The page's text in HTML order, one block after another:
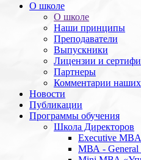
О школе
О школе
Наши принципы
Преподаватели
Выпускники
Лицензии и
Партнеры
Комментарии наших
Новости
Публикации
Программы обучения
Школа Директоров
Executive MBA
МВА - General